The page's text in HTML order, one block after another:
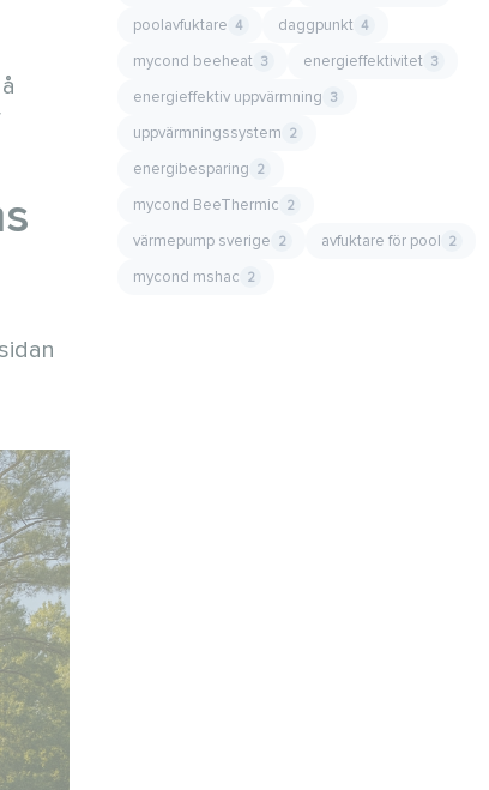
poolavfuktare 4 daggpunkt 4
mycond beeheat 3 energieffektivitet 3
energieffektiv uppvärmning 3
uppvärmningssystem 2
energibesparing 2
mycond BeeThermic 2
värmepump sverige 2 avfuktare för pool 2
mycond mshac 2